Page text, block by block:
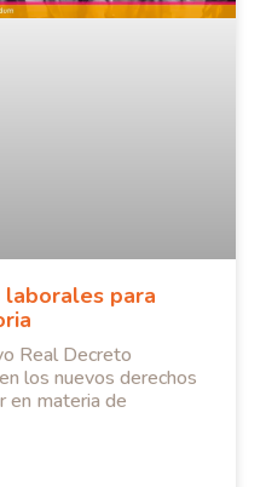
laborales para
Real Decreto
los nuevos derechos
en materia de